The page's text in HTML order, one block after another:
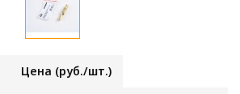
Цена (руб./шт.)